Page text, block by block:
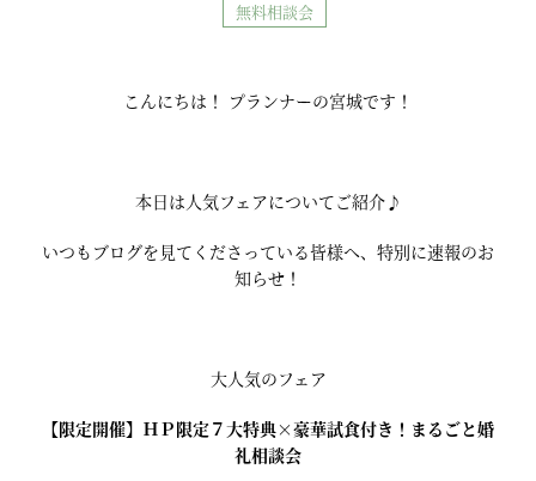
無料相談会
こんにちは！ プランナーの宮城です！
本日は人気フェアについてご紹介♪
いつもブログを見てくださっている皆様へ、特別に速報のお
知らせ！
大人気のフェア
【限定開催】ＨＰ限定７大特典×豪華試食付き！まるごと婚
礼相談会